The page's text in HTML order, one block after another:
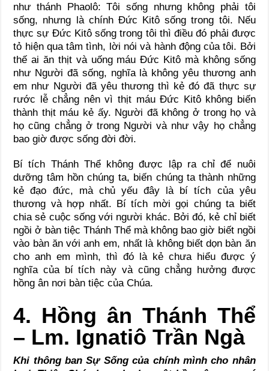
như thánh Phaolô: Tôi sống nhưng không phải tôi
sống, nhưng là chính Đức Kitô sống trong tôi. Nếu
thực sự Đức Kitô sống trong tôi thì điều đó phải được
tỏ hiện qua tâm tình, lời nói và hành động của tôi. Bởi
thế ai ăn thịt và uống máu Đức Kitô mà không sống
như Người đã sống, nghĩa là không yêu thương anh
em như Người đã yêu thương thì kẻ đó đã thực sự
rước lễ chẳng nên vì thịt máu Đức Kitô không biến
thành thịt máu kẻ ấy. Người đã không ở trong họ và
họ cũng chẳng ở trong Người và như vậy họ chẳng
bao giờ được sống đời đời.
Bí tích Thánh Thể không được lập ra chỉ để nuôi
dưỡng tâm hồn chúng ta, biến chúng ta thành những
kẻ đạo đức, mà chủ yếu đây là bí tích của yêu
thương và hợp nhất. Bí tích mời gọi chúng ta biết
chia sẻ cuộc sống với người khác. Bởi đó, kẻ chỉ biết
ngồi ở bàn tiệc Thánh Thể mà không bao giờ biết ngồi
vào bàn ăn với anh em, nhất là không biết dọn bàn ăn
cho anh em mình, thì đó là kẻ chưa hiểu được ý
nghĩa của bí tích này và cũng chẳng hưởng được
hồng ân nơi bàn tiệc của Chúa.
4. Hồng ân Thánh Thể
– Lm. Ignatiô Trần Ngà
Khi thông ban Sự Sống của chính mình cho nhân